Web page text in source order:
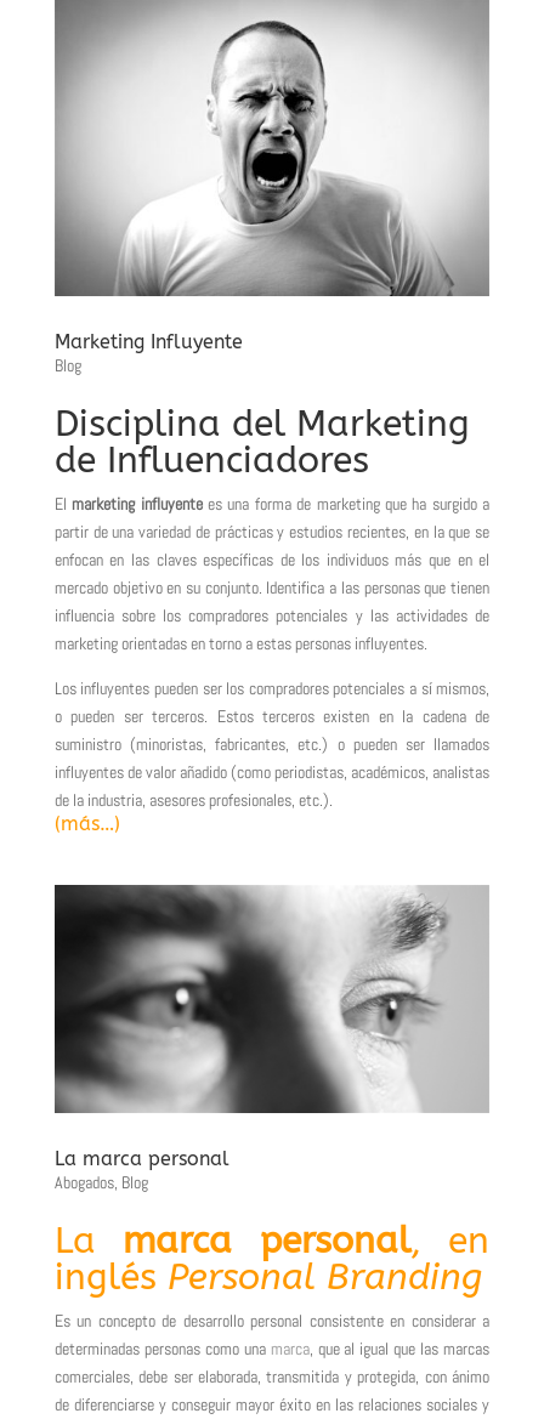
Marketing Influyente
Blog
Disciplina del Marketing
de Influenciadores
Elmarketing influyentees una forma de marketing que ha surgido a
partir de una variedad de prácticas y estudios recientes, en la que se
enfocan en las claves específicas de los individuos más que en el
mercado objetivo en su conjunto. Identifica a las personas que tienen
influencia sobre los compradores potenciales y las actividades de
marketing orientadas en torno a estas personas influyentes.
Los influyentes pueden ser los compradores potenciales a sí mismos,
o pueden ser terceros. Estos terceros existen en la cadena de
suministro (minoristas, fabricantes, etc.) o pueden ser llamados
influyentes de valor añadido (como periodistas, académicos, analistas
de la industria, asesores profesionales, etc.).
(más…)
La marca personal
Abogados, Blog
La marca personal, en
inglés Personal Branding
Es un concepto de desarrollo personal consistente en considerar a
determinadas personas como una marca, que al igual que las marcas
comerciales, debe ser elaborada, transmitida y protegida, con ánimo
de diferenciarse y conseguir mayor éxito en las relaciones sociales y